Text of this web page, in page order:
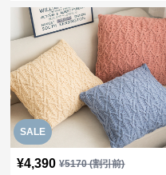
SALE
¥4,390 ¥5170(割引前)